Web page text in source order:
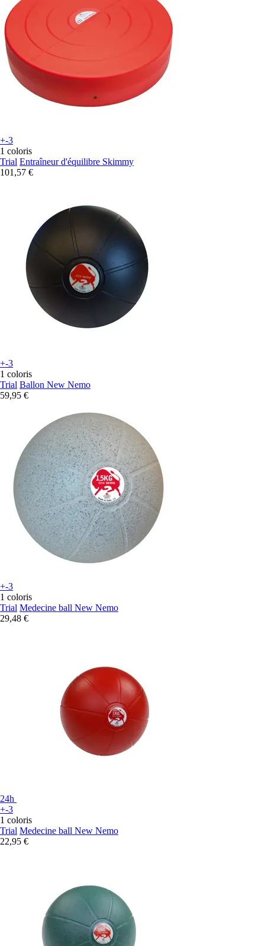
+-3
1 coloris
Trial Entraîneur d'équilibre Skimmy
101,57 €
+-3
1 coloris
Trial Ballon New Nemo
59,95 €
+-3
1 coloris
Trial Medecine ball New Nemo
29,48 €
24h
+-3
1 coloris
Trial Medecine ball New Nemo
22,95 €